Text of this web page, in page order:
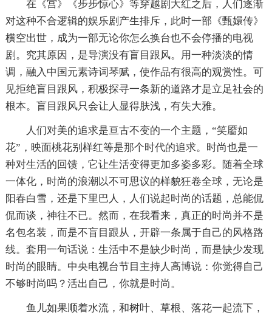
在《宫》《步步惊心》等穿越剧大红之后，人们逐渐
对这种不合逻辑的娱乐剧产生排斥，此时一部《甄嬛传》
横空出世，成为一部无论你怎么换台也不会停播的电视
剧。究其原因，是导演没有盲目跟风。用一种淡淡的情
调，融入中国元素诗词琴赋，使作品有很高的观赏性。可
见拒绝盲目跟风，积极探寻一条新的道路才是立足社会的
根本。盲目跟风只会让人显得肤浅，有失大雅。
人们对美的追求是亘古不变的一个主题，“笑靥如
花”，映面桃花别样红等是那个时代的追求。时尚也是一
种对生活的回馈，它让生活变得更加多姿多彩。随着全球
一体化，时尚的浪潮以不可思议的样貌狂卷全球，无论是
阳春白雪，还是下里巴人，人们说起时尚的话题，总能侃
侃而谈，神往不已。然而，在我看来，真正的时尚并不是
名包名装，而是不盲目跟从，开辟一条属于自己的风格路
线。套用一句话说：生活中不是缺少时尚，而是缺少发现
时尚的眼睛。中央电视台节目主持人高博说：你觉得自己
不够时尚吗？活出自己，你就是时尚。
鱼儿如果顺着水流，和树叶、草根、落花一起流下，